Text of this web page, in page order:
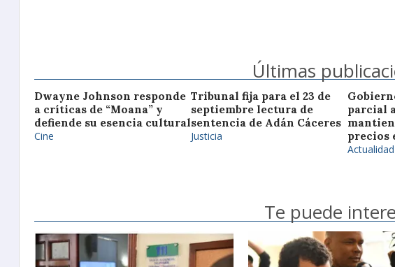
Últimas
Dwayne Johnson responde
a críticas de “Moana” y
defiende su esencia cultural
Cine
Tribunal fija para el 23 de
septiembre lectura de
sentencia de Adán Cáceres
Justicia
parcial
precios
Actualidad
Te puede